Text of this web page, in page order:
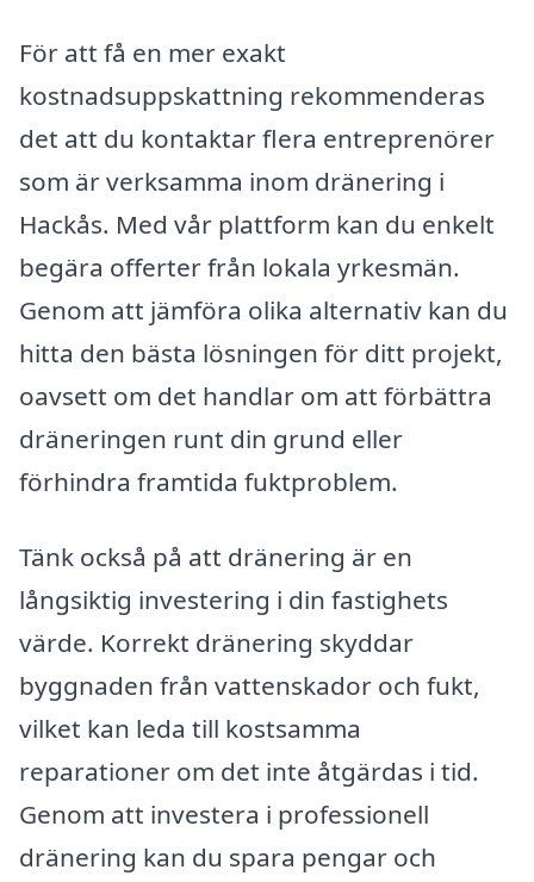
För att få en mer exakt
kostnadsuppskattning rekommenderas
det att du kontaktar flera entreprenörer
som är verksamma inom dränering i
Hackås. Med vår plattform kan du enkelt
begära offerter från lokala yrkesmän.
Genom att jämföra olika alternativ kan du
hitta den bästa lösningen för ditt projekt,
oavsett om det handlar om att förbättra
dräneringen runt din grund eller
förhindra framtida fuktproblem.
Tänk också på att dränering är en
långsiktig investering i din fastighets
värde. Korrekt dränering skyddar
byggnaden från vattenskador och fukt,
vilket kan leda till kostsamma
reparationer om det inte åtgärdas i tid.
Genom att investera i professionell
dränering kan du spara pengar och